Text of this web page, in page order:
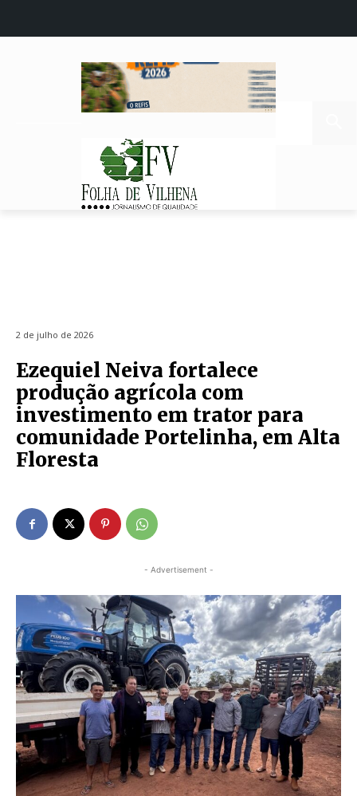
2 de julho de 2026
Ezequiel Neiva fortalece
produção agrícola com
investimento em trator para
comunidade Portelinha, em Alta
Floresta
- Advertisement -